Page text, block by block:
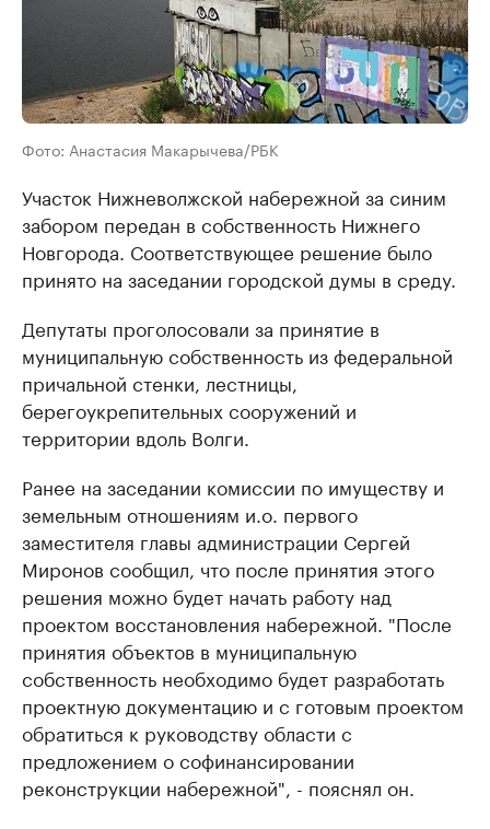
Фото: Анастасия Макарычева/РБК
Участок Нижневолжской набережной за синим
забором передан в собственность Нижнего
Новгорода. Соответствующее решение было
принято на заседании городской думы в среду.
Депутаты проголосовали за принятие в
муниципальную собственность из федеральной
причальной стенки, лестницы,
берегоукрепительных сооружений и
территории вдоль Волги.
Ранее на заседании комиссии по имуществу и
земельным отношениям и.о. первого
заместителя главы администрации Сергей
Миронов сообщил, что после принятия этого
решения можно будет начать работу над
проектом восстановления набережной. "После
принятия объектов в муниципальную
собственность необходимо будет разработать
проектную документацию и с готовым проектом
обратиться к руководству области с
предложением о софинансировании
реконструкции набережной", - пояснял он.